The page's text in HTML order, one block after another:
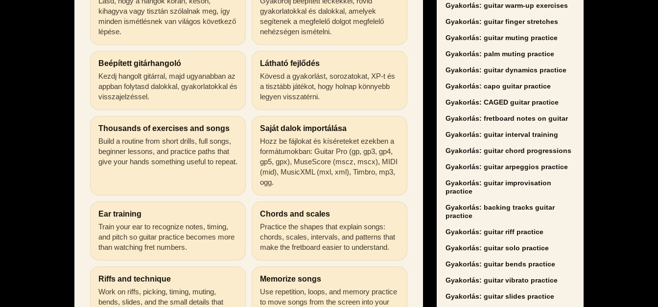
kihagyva vagy tisztán szólalnak meg, így
minden ismétlésnek van világos következő
lépése.
gyakorlatokkal és dalokkal, amelyek
segítenek a megfelelő dolgot megfelelő
nehézségen ismételni.
Beépített gitárhangoló
Kezdj hangolt gitárral, majd ugyanabban az
appban folytasd dalokkal, gyakorlatokkal és
visszajelzéssel.
Látható fejlődés
Kövesd a gyakorlást, sorozatokat, XP-t és
a tisztább játékot, hogy holnap könnyebb
legyen visszatérni.
Thousands of exercises and songs
Build a routine from short drills, full songs,
beginner lessons, and practice paths that
give your hands something useful to repeat.
Saját dalok importálása
Hozz be fájlokat és kíséreteket ezekben a
formátumokban: Guitar Pro (gp, gp3, gp4,
gp5, gpx), MuseScore (mscz, mscx), MIDI
(mid), MusicXML (mxl, xml), Timbro, mp3,
ogg.
Ear training
Train your ear to recognize notes, timing,
and pitch so guitar practice becomes more
than watching fret numbers.
Chords and scales
Practice the shapes that explain songs:
chords, scales, intervals, and patterns that
make the fretboard easier to understand.
Riffs and technique
Work on riffs, picking, timing, muting,
bends, slides, and the small details that
Memorize songs
Use repetition, loops, and memory practice
to move songs from the screen into your
Gyakorlás: guitar warm-up exercises
Gyakorlás: guitar finger stretches
Gyakorlás: guitar muting practice
Gyakorlás: palm muting practice
Gyakorlás: guitar dynamics practice
Gyakorlás: capo guitar practice
Gyakorlás: CAGED guitar practice
Gyakorlás: fretboard notes on guitar
Gyakorlás: guitar interval training
Gyakorlás: guitar chord progressions
Gyakorlás: guitar arpeggios practice
Gyakorlás: guitar improvisation
practice
Gyakorlás: backing tracks guitar
practice
Gyakorlás: guitar riff practice
Gyakorlás: guitar solo practice
Gyakorlás: guitar bends practice
Gyakorlás: guitar vibrato practice
Gyakorlás: guitar slides practice